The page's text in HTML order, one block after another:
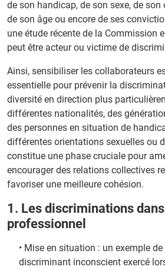
de son handicap, de son sexe, de
de son âge ou encore de ses
une étude récente de la Commission
peut être acteur ou victime de
Ainsi, sensibiliser les collaborateurs
essentielle pour prévenir la
diversité en direction plus
différentes nationalités, des
des personnes en situation de
différentes orientations sexuelles ou
constitue une phase cruciale pour
encourager des relations collectives
favoriser une meilleure cohésion.
1. Les discriminations
professionnel
• Mise en situation : un exemple
discriminant inconscient exercé